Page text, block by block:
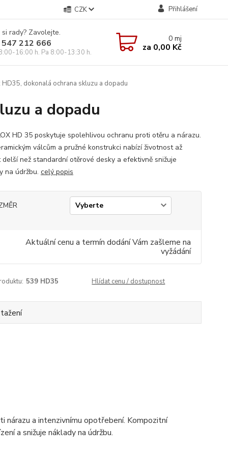
CZK Přihlášení
rady? Zavolejte.
212 666
16:00 h. Pa 8:00-13:30 h.
0mj
za 0,00 Kč
dokonalá ochrana skluzu a dopadu
a dopadu
HD 35 poskytuje spolehlivou ochranu proti otěru a nárazu.
válcům a pružné konstrukci nabízí životnost až
než standardní otěrové desky a efektivně snižuje
na údržbu. celý popis
Aktuální cenu a termín dodání Vám zašleme na
vyžádání
539 HD35 Hlídat cenu / dostupnost
a intenzivnímu opotřebení. Kompozitní
a snižuje náklady na údržbu.